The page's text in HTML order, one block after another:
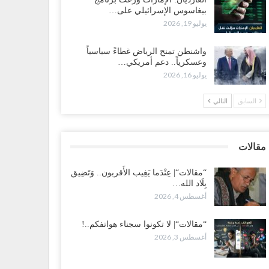
بعد اقتحام منزل شيخ بارز.. قبائل الصحراء
تبدأ احتشاداً على الحدود السعودية..!
2, 2026
غضبٍ جنوباً.. دعوات لإغلاق مطرح فدغم مع تحوله من
للتجنيد إلى ساحة لتصفية قادة التحالف..!
2, 2026
لإشعال حرب..!
تغييرات سعودية بصفوف قيادة “درع الوطن”
بالعبر.. هل بدأت الرياض إعادة هيكلة فصائلها بعد…
بيغاسوس الإسرائيلي على…
يوليو 19, 2026
واشنطن تمنح الرياض غطاءً سياسياً
وعسكرياً.. دعم أمريكي…
يوليو 16, 2026
السابق التالي
مقالات
“مقالات“| عِنْدَما يَغِيب الأَقربون.. وَتَضِيق
بِلَاد الله…
أغسطس 4, 2026
“مقالات“| لا تكونوا سجناء هواتفكم..!
أغسطس 3, 2026